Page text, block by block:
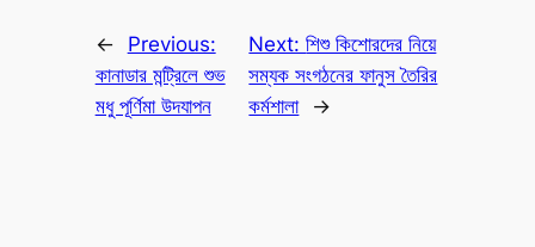
←
Previous:
কানাডার মন্ট্রিলে শুভ
মধু পূর্ণিমা উদযাপন
Next:শিশু কিশোরদের নিয়ে
সম্যক সংগঠনের ফানুস তৈরির
কর্মশালা
→